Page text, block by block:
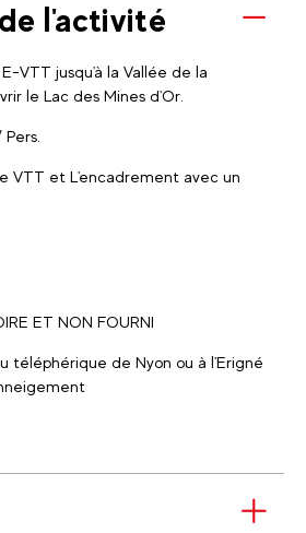
l'activité
VTT jusqu'à la Vallée de la
le Lac des Mines d'Or.
VTT et L'encadrement avec un
ET NON FOURNI
téléphérique de Nyon ou à l'Erigné